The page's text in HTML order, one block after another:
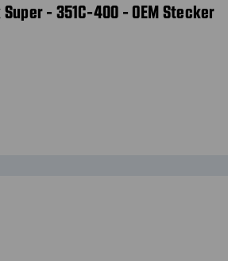
- 351C-400 - OEM Stecker